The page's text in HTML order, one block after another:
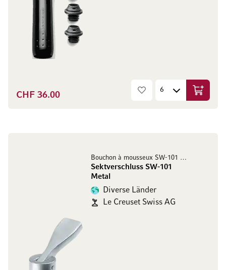
CHF 36.00 In den
Bouchon à mousseux SW-101 Metal
Sektverschluss SW-101
Metal
Diverse Länder
Le Creuset Swiss AG